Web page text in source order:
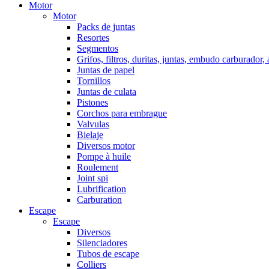
Motor
Motor
Packs de juntas
Resortes
Segmentos
Grifos, filtros, duritas, juntas, embudo carburador,
Juntas de papel
Tornillos
Juntas de culata
Pistones
Corchos para embrague
Valvulas
Bielaje
Diversos motor
Pompe à huile
Roulement
Joint spi
Lubrification
Carburation
Escape
Escape
Diversos
Silenciadores
Tubos de escape
Colliers